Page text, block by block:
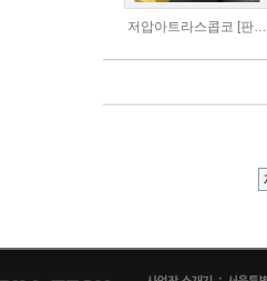
저압아트라스콥코 [판…